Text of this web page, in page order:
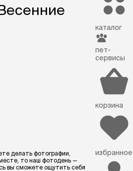
каталог
пет-
сервисы
корзина
избранное
делать фотографии,
то наш фотодень —
вы сможете ощутить себя